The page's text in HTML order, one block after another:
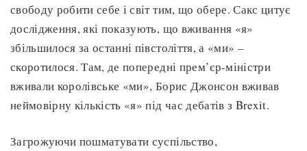
свободу робити себе і світ тим, що обере. Сакс цитує
дослідження, які показують, що вживання «я»
збільшилося за останні півстоліття, а «ми» –
скоротилося. Там, де попередні прем’єр-міністри
вживали королівське «ми», Борис Джонсон вживав
неймовірну кількість «я» під час дебатів з Brexit.
Загрожуючи пошматувати суспільство,